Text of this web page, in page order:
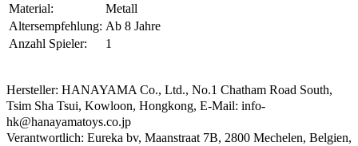
Material:
Metall
Altersempfehlung: Ab 8 Jahre
Anzahl Spieler:
1
Hersteller: HANAYAMA Co., Ltd., No.1 Chatham Road South,
Tsim Sha Tsui, Kowloon, Hongkong, E-Mail: info-
hk@hanayamatoys.co.jp
Verantwortlich: Eureka bv, Maanstraat 7B, 2800 Mechelen, Belgien,